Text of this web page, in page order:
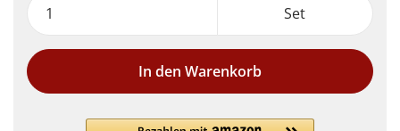
Set
In den Warenkorb